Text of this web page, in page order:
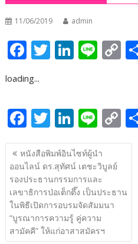
11/06/2019 admin
F
e
b
o
o
k
T
er
Li
e
dI
n
Li C
y
Li
n
loading...
F
ac
e
b
o
o
k
T
w
itt
er
Li
n
k
e
dI
n
Li
n
e
C
o
Li
แนะแนว
เรื่อง
หนังสือพิมพ์อินไซท์ผู้นำ
ออนไลน์ ดร.สุทัศน์ เตชะวิบูลย์
รองประธานกรรมการและ
เลขาธิการป่อเต็กตึ๊ง เป็นประธาน
ในพิธีเปิดการอบรมจัดสัมมนา
“บูรณาการความรู้ คู่ความ
สามัคคี” ให้แก่อาสาสมัครฯ